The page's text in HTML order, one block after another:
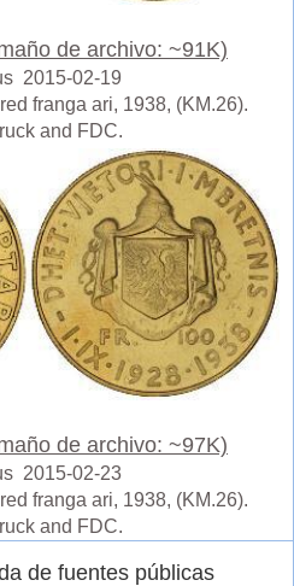
de archivo: ~91K)
2015-02-19
franga ari, 1938, (KM.26).
and FDC.
de archivo: ~97K)
2015-02-23
franga ari, 1938, (KM.26).
and FDC.